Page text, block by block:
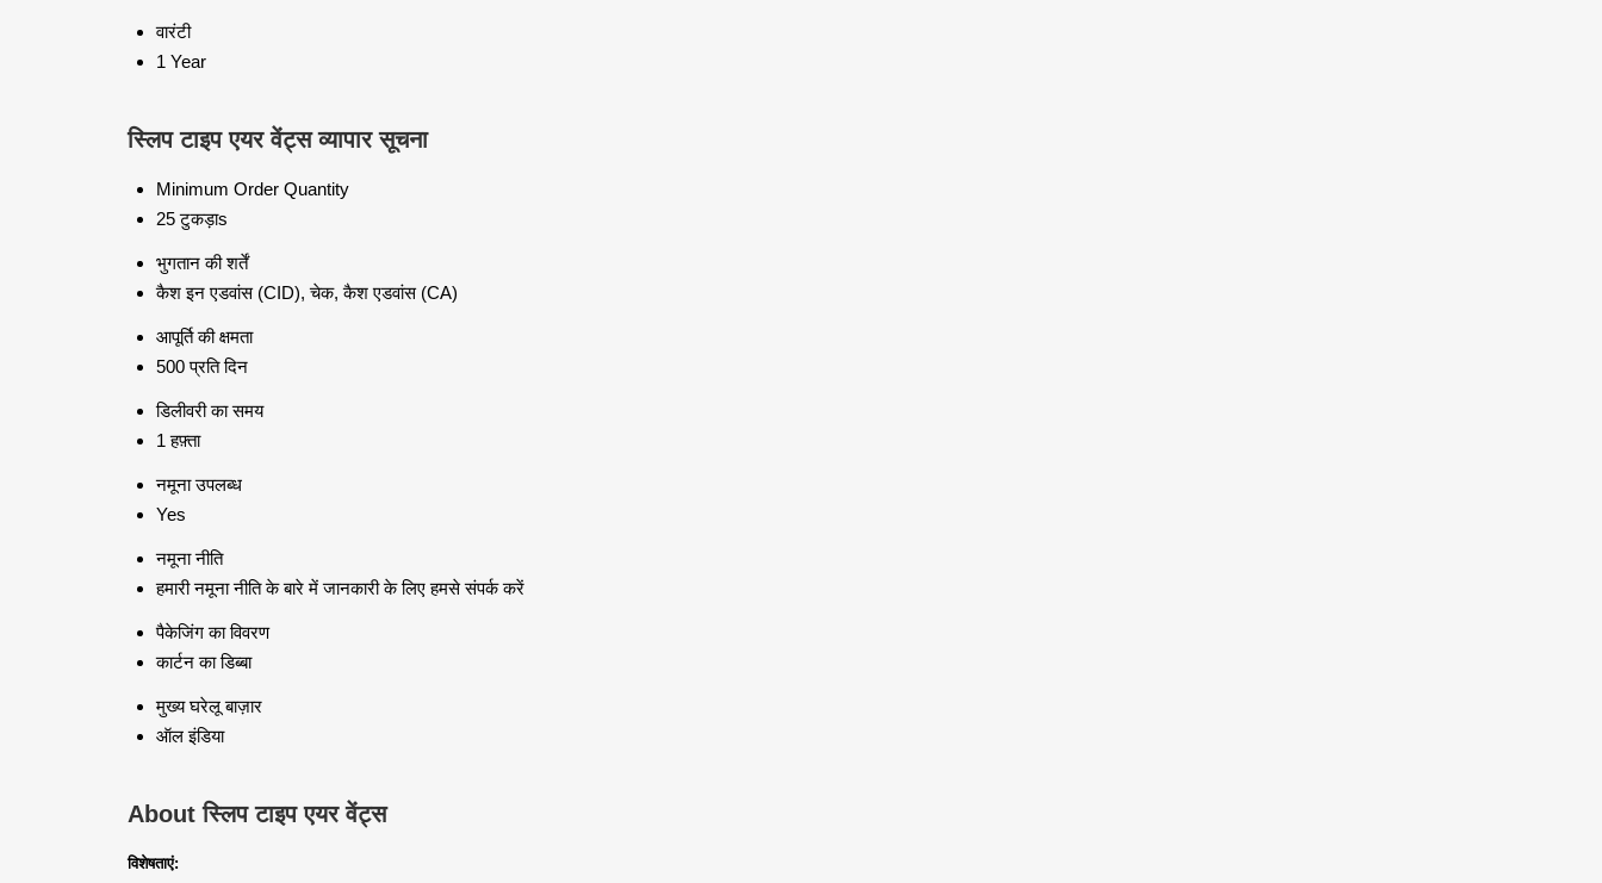
वारंटी
1 Year
स्लिप टाइप एयर वेंट्स व्यापार सूचना
Minimum Order Quantity
25 टुकड़ाs
भुगतान की शर्तें
कैश इन एडवांस (CID), चेक, कैश एडवांस (CA)
आपूर्ति की क्षमता
500 प्रति दिन
डिलीवरी का समय
1 हफ़्ता
नमूना उपलब्ध
Yes
नमूना नीति
हमारी नमूना नीति के बारे में जानकारी के लिए हमसे संपर्क करें
पैकेजिंग का विवरण
कार्टन का डिब्बा
मुख्य घरेलू बाज़ार
ऑल इंडिया
About स्लिप टाइप एयर वेंट्स
विशेषताएं: